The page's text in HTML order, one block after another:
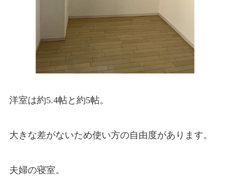
洋室は約5.4帖と約5帖。
大きな差がないため使い方の自由度があります。
夫婦の寝室。